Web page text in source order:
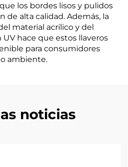
los bordes lisos y pulidos
de alta calidad. Además, la
material acrílico y del
hace que estos llaveros
para consumidores
ambiente.
noticias